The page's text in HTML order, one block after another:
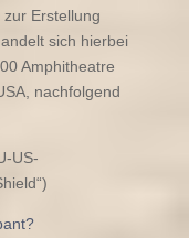
Erstellung
sich hierbei
Amphitheatre
nachfolgend
US-